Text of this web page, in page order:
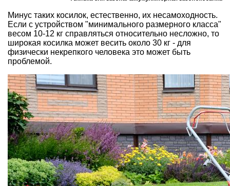
Минус таких косилок, естественно, их несамоходность.
Если с устройством "минимального размерного класса"
весом 10-12 кг справляться относительно несложно, то
широкая косилка может весить около 30 кг - для
физически некрепкого человека это может быть
проблемой.